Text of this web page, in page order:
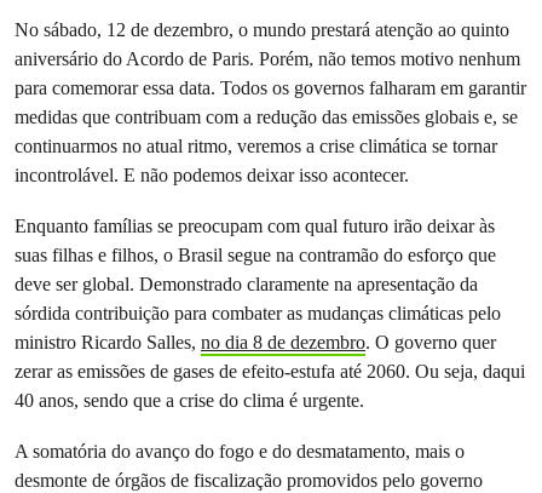
No sábado, 12 de dezembro, o mundo prestará atenção ao quinto
aniversário do Acordo de Paris. Porém, não temos motivo nenhum
para comemorar essa data. Todos os governos falharam em garantir
medidas que contribuam com a redução das emissões globais e, se
continuarmos no atual ritmo, veremos a crise climática se tornar
incontrolável. E não podemos deixar isso acontecer.
Enquanto famílias se preocupam com qual futuro irão deixar às
suas filhas e filhos, o Brasil segue na contramão do esforço que
deve ser global. Demonstrado claramente na apresentação da
sórdida contribuição para combater as mudanças climáticas pelo
ministro Ricardo Salles, no dia 8 de dezembro. O governo quer
zerar as emissões de gases de efeito-estufa até 2060. Ou seja, daqui
40 anos, sendo que a crise do clima é urgente.
A somatória do avanço do fogo e do desmatamento, mais o
desmonte de órgãos de fiscalização promovidos pelo governo